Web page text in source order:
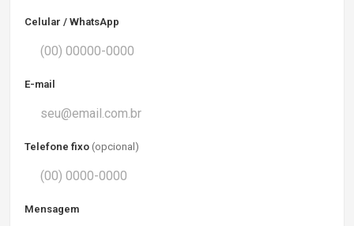
Celular / WhatsApp
E-mail
Telefone fixo (opcional)
Mensagem